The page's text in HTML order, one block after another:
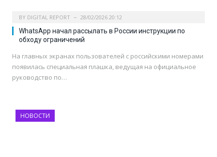
BY DIGITAL REPORT 28/02/2026 20:12
WhatsApp начал рассылать в России инструкции по
обходу ограничений
На главных экранах пользователей с российскими номерами
появилась специальная плашка, ведущая на официальное
руководство по…
НОВОСТИ